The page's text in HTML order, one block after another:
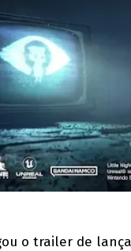
o trailer de